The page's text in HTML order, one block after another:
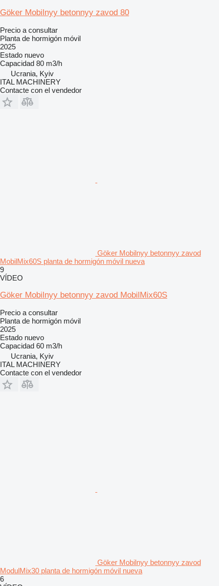
Göker Mobilnyy betonnyy zavod 80
Precio a consultar
Planta de hormigón móvil
2025
Estado nuevo
Capacidad 80 m3/h
Ucrania, Kyiv
ITAL MACHINERY
Contacte con el vendedor
Göker Mobilnyy betonnyy zavod
MobilMix60S planta de hormigón móvil nueva
9
VÍDEO
Göker Mobilnyy betonnyy zavod MobilMix60S
Precio a consultar
Planta de hormigón móvil
2025
Estado nuevo
Capacidad 60 m3/h
Ucrania, Kyiv
ITAL MACHINERY
Contacte con el vendedor
Göker Mobilnyy betonnyy zavod
ModulMix30 planta de hormigón móvil nueva
6